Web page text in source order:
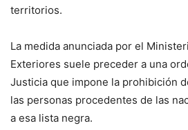
territorios.
La medida anunciada por el
Exteriores suele preceder a una
Justicia que impone la prohibición
las personas procedentes de las
a esa lista negra.